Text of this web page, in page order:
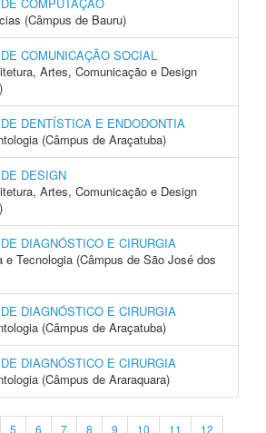
(Câmpus de Bauru)
COMUNICAÇÃO SOCIAL
Artes, Comunicação e Design
DENTÍSTICA E ENDODONTIA
(Câmpus de Araçatuba)
DESIGN
Artes, Comunicação e Design
DIAGNÓSTICO E CIRURGIA
e Tecnologia (Câmpus de São José dos
DIAGNÓSTICO E CIRURGIA
(Câmpus de Araçatuba)
DIAGNÓSTICO E CIRURGIA
(Câmpus de Araraquara)
5 6 7 8 9 10 11 12